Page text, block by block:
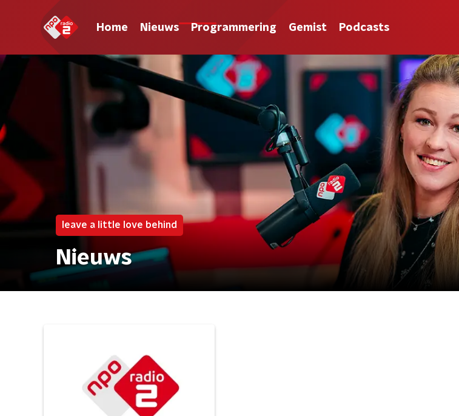
Home Nieuws Programmering Gemist Podcasts
leave a little love behind
Nieuws